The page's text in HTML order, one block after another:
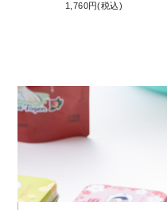
1,760円(税込)